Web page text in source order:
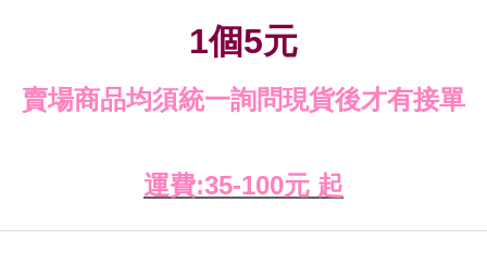
1個5元
賣場商品均須統一詢問現貨後才有接單
運費:35-100元 起